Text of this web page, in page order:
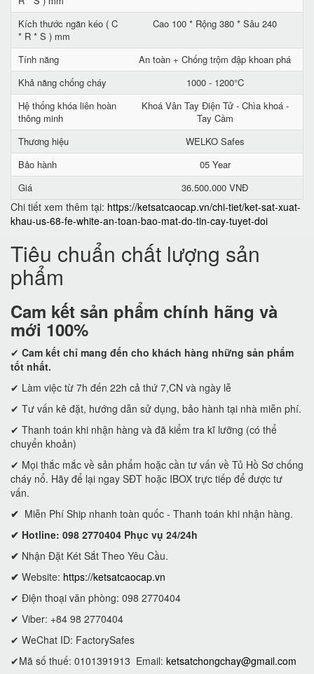
Kích thước ngăn kéo ( C
* R * S ) mm
Cao 100 * Rộng 380 * Sâu 240
Tính năng
An toàn + Chống trộm đập khoan phá
Khả năng chống cháy
1000 - 1200°C
Hệ thống khóa liên hoàn
thông minh
Khoá Vân Tay Điện Tử - Chìa khoá -
Tay Cầm
Thương hiệu
WELKO Safes
Bảo hành
05 Year
Giá
36.500.000 VNĐ
Chi tiết xem thêm tại: https://ketsatcaocap.vn/chi-tiet/ket-sat-xuat-
khau-us-68-fe-white-an-toan-bao-mat-do-tin-cay-tuyet-doi
Tiêu chuẩn chất lượng sản
phẩm
Cam kết sản phẩm chính hãng và
mới 100%
✔ Cam kết chỉ mang đến cho khách hàng những sản phẩm
tốt nhất.
✔ Làm việc từ 7h đến 22h cả thứ 7,CN và ngày lễ
✔ Tư vấn kê đặt, hướng dẫn sử dụng, bảo hành tại nhà miễn phí.
✔ Thanh toán khi nhận hàng và đã kiểm tra kĩ lưỡng (có thể
chuyển khoản)
✔ Mọi thắc mắc về sản phẩm hoặc cần tư vấn về Tủ Hồ Sơ chống
cháy nổ. Hãy để lại ngay SĐT hoặc IBOX trực tiếp để được tư
vấn.
✔ Miễn Phí Ship nhanh toàn quốc - Thanh toán khi nhận hàng.
✔ Hotline: 098 2770404 Phục vụ 24/24h
✔ Nhận Đặt Két Sắt Theo Yêu Cầu.
✔ Website: https://ketsatcaocap.vn
✔ Điện thoại văn phòng: 098 2770404
✔ Viber: +84 98 2770404
✔ WeChat ID: FactorySafes
✔Mã số thuế: 0101391913 Email: ketsatchongchay@gmail.com